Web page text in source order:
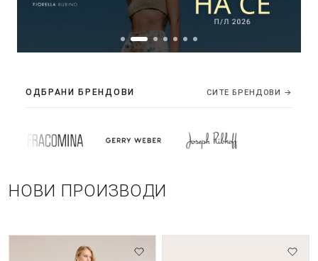
ОДБРАНИ БРЕНДОВИ СИТЕ БРЕНДОВИ →
НОВИ ПРОИЗВОДИ